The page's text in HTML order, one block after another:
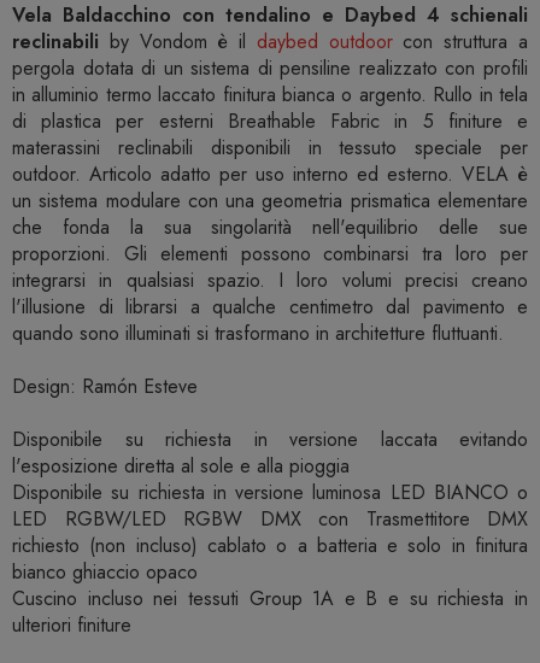
Vela Baldacchino con tendalino e Daybed 4 schienali
reclinabili by Vondom è il daybed outdoorcon struttura a
pergola dotata di un sistema di pensiline realizzato con profili
in alluminio termo laccato finitura bianca o argento. Rullo in tela
di plastica per esterni Breathable Fabric in 5 finiture e
materassini reclinabili disponibili in tessuto speciale per
outdoor. Articolo adatto per uso interno ed esterno. VELA è
un sistema modulare con una geometria prismatica elementare
che fonda la sua singolarità nell'equilibrio delle sue
proporzioni. Gli elementi possono combinarsi tra loro per
integrarsi in qualsiasi spazio. I loro volumi precisi creano
l'illusione di librarsi a qualche centimetro dal pavimento e
quando sono illuminati si trasformano in architetture fluttuanti.
Design: Ramón Esteve
Disponibile su richiesta in versione laccata evitando
l'esposizione diretta al sole e alla pioggia
Disponibile su richiesta in versione luminosa LED BIANCO o
LED RGBW/LED RGBW DMX con Trasmettitore DMX
richiesto (non incluso) cablato o a batteria e solo in finitura
bianco ghiaccio opaco
Cuscino incluso nei tessuti Group 1A e B e su richiesta in
ulteriori finiture